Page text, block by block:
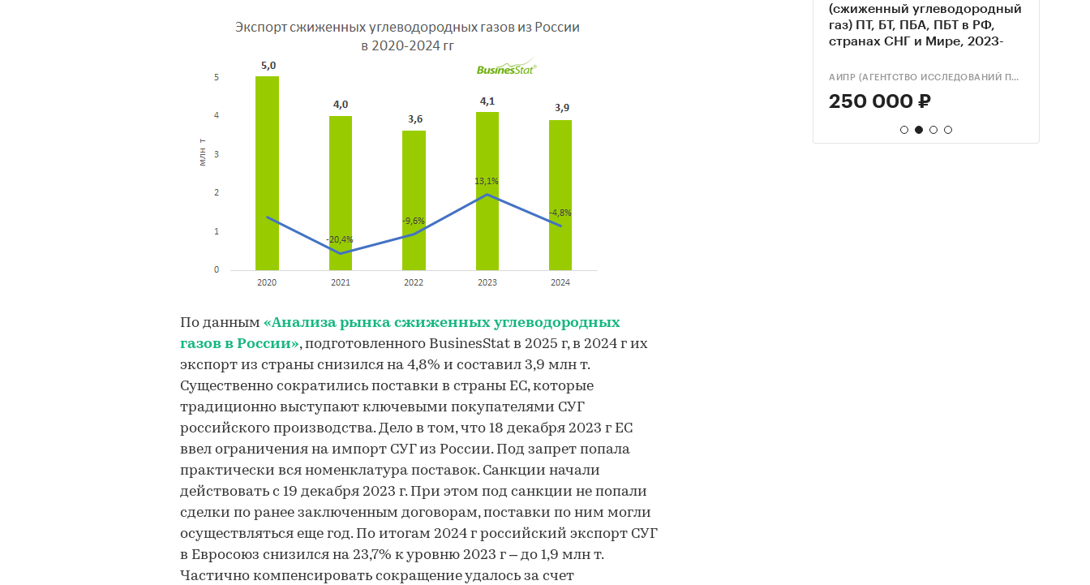
По данным «Анализа рынка сжиженных углеводородных
газов в России», подготовленного BusinesStat в 2025 г, в 2024 г их
экспорт из страны снизился на 4,8% и составил 3,9 млн т.
Существенно сократились поставки в страны ЕС, которые
традиционно выступают ключевыми покупателями СУГ
российского производства. Дело в том, что 18 декабря 2023 г ЕС
ввел ограничения на импорт СУГ из России. Под запрет попала
практически вся номенклатура поставок. Санкции начали
действовать с 19 декабря 2023 г. При этом под санкции не попали
сделки по ранее заключенным договорам, поставки по ним могли
осуществляться еще год. По итогам 2024 г российский экспорт СУГ
в Евросоюз снизился на 23,7% к уровню 2023 г – до 1,9 млн т.
Частично компенсировать сокращение удалось за счет
(сжиженный углеводородный
газ) ПТ, БТ, ПБА, ПБТ в РФ,
странах СНГ и Мире, 2023-
АИПР (АГЕНТСТВО ИССЛЕДОВАНИЙ ПРОМЫШЛЕННЫХ И ПОТРЕБИТЕЛЬСКИХ РЫНКОВ)
250 000 ₽